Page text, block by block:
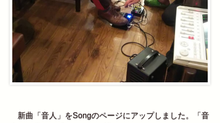
新曲「音人」をSongのページにアップしました。「音